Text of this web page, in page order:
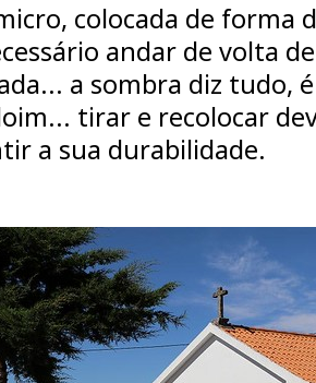
colocada de forma
andar de volta
a sombra diz tudo,
tirar e recolocar
a sua durabilidade.